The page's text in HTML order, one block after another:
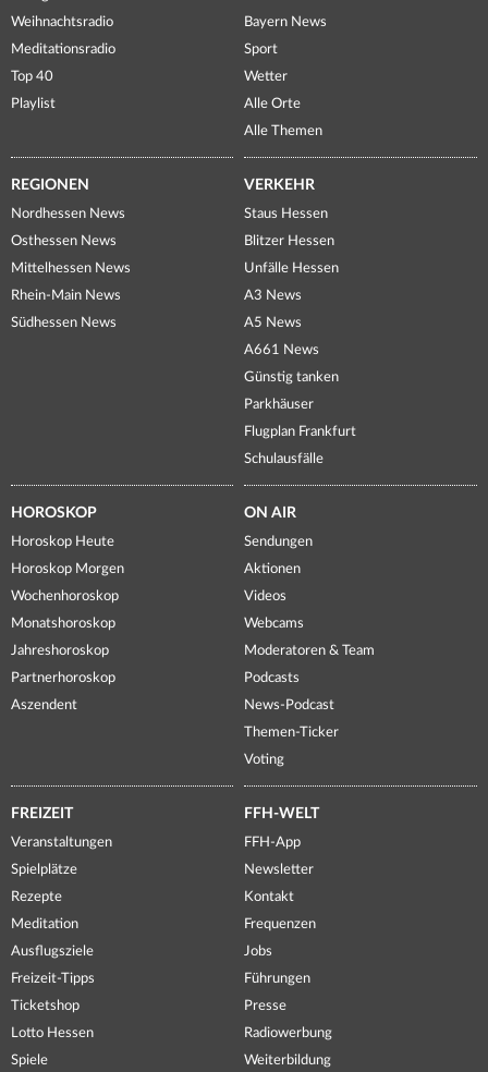
Weihnachtsradio
Meditationsradio
Top 40
Playlist
Bayern News
Sport
Wetter
Alle Orte
Alle Themen
REGIONEN
Nordhessen News
Osthessen News
Mittelhessen News
Rhein-Main News
Südhessen News
VERKEHR
Staus Hessen
Blitzer Hessen
Unfälle Hessen
A3 News
A5 News
A661 News
Günstig tanken
Parkhäuser
Flugplan Frankfurt
Schulausfälle
HOROSKOP
Horoskop Heute
Horoskop Morgen
Wochenhoroskop
Monatshoroskop
Jahreshoroskop
Partnerhoroskop
Aszendent
ON AIR
Sendungen
Aktionen
Videos
Webcams
Moderatoren & Team
Podcasts
News-Podcast
Themen-Ticker
Voting
FREIZEIT
Veranstaltungen
Spielplätze
Rezepte
Meditation
Ausflugsziele
Freizeit-Tipps
Ticketshop
Lotto Hessen
Spiele
FFH-WELT
FFH-App
Newsletter
Kontakt
Frequenzen
Jobs
Führungen
Presse
Radiowerbung
Weiterbildung